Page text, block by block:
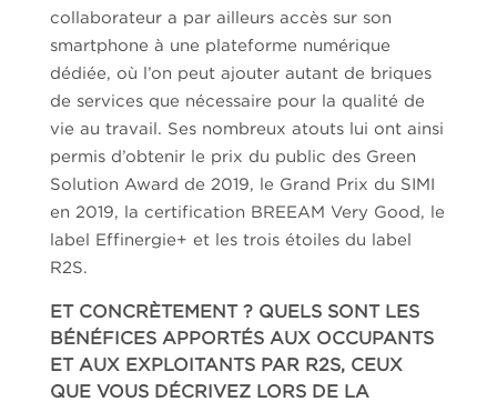
collaborateur a par ailleurs accès sur son
smartphone à une plateforme numérique
dédiée, où l’on peut ajouter autant de briques
de services que nécessaire pour la qualité de
vie au travail. Ses nombreux atouts lui ont ainsi
permis d’obtenir le prix du public des Green
Solution Award de 2019, le Grand Prix du SIMI
en 2019, la certification BREEAM Very Good, le
label Effinergie+ et les trois étoiles du label
R2S.
ET CONCRÈTEMENT ? QUELS SONT LES
BÉNÉFICES APPORTÉS AUX OCCUPANTS
ET AUX EXPLOITANTS PAR R2S, CEUX
QUE VOUS DÉCRIVEZ LORS DE LA